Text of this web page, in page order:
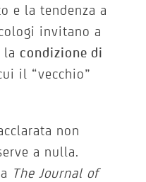
e la tendenza a
invitano a
lacondizione di
il “vecchio”
non
a nulla.
The Journal of